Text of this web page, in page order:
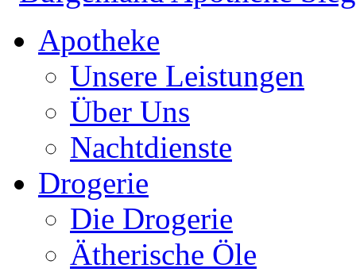
Apotheke
Unsere Leistungen
Über Uns
Nachtdienste
Drogerie
Die Drogerie
Ätherische Öle